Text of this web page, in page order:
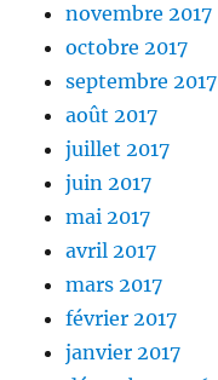
novembre 2017
octobre 2017
septembre 2017
août 2017
juillet 2017
juin 2017
mai 2017
avril 2017
mars 2017
février 2017
janvier 2017